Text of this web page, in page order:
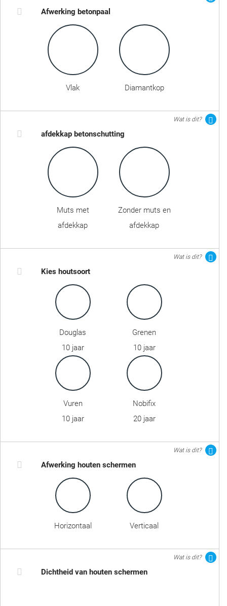
Afwerking betonpaal
Vlak Diamantkop
Wat is dit?
afdekkap betonschutting
Muts met
afdekkap
Zonder muts en
afdekkap
Wat is dit?
Kies houtsoort
Douglas
10 jaar
Grenen
10 jaar
Vuren
10 jaar
Nobifix
20 jaar
Wat is dit?
Afwerking houten schermen
Horizontaal Verticaal
Wat is dit?
Dichtheid van houten schermen